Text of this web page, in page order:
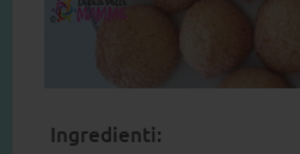
Ingredienti: